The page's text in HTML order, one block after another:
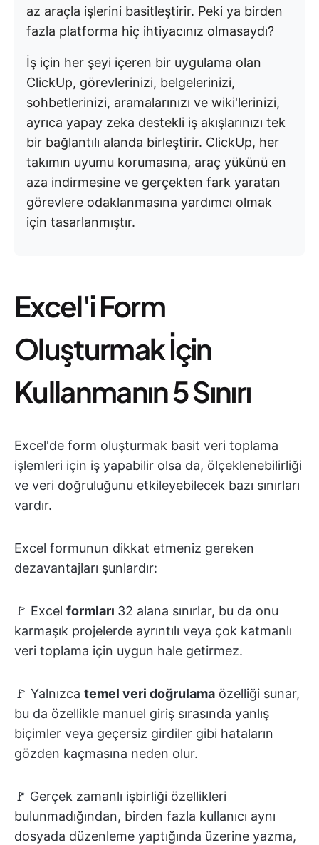
az araçla işlerini basitleştirir. Peki ya birden
fazla platforma hiç ihtiyacınız olmasaydı?
İş için her şeyi içeren bir uygulama olan
ClickUp, görevlerinizi, belgelerinizi,
sohbetlerinizi, aramalarınızı ve wiki'lerinizi,
ayrıca yapay zeka destekli iş akışlarınızı tek
bir bağlantılı alanda birleştirir. ClickUp, her
takımın uyumu korumasına, araç yükünü en
aza indirmesine ve gerçekten fark yaratan
görevlere odaklanmasına yardımcı olmak
için tasarlanmıştır.
Excel'i Form
Oluşturmak İçin
Kullanmanın 5 Sınırı
Excel'de form oluşturmak basit veri toplama
işlemleri için iş yapabilir olsa da, ölçeklenebilirliği
ve veri doğruluğunu etkileyebilecek bazı sınırları
vardır.
Excel formunun dikkat etmeniz gereken
dezavantajları şunlardır:
🚩 Excel formları 32 alana sınırlar, bu da onu
karmaşık projelerde ayrıntılı veya çok katmanlı
veri toplama için uygun hale getirmez.
🚩 Yalnızca temel veri doğrulama özelliği sunar,
bu da özellikle manuel giriş sırasında yanlış
biçimler veya geçersiz girdiler gibi hataların
gözden kaçmasına neden olur.
🚩 Gerçek zamanlı işbirliği özellikleri
bulunmadığından, birden fazla kullanıcı aynı
dosyada düzenleme yaptığında üzerine yazma,